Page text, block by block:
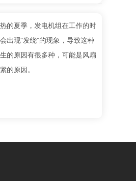
的夏季，发电机组在工作的时
出现“发绕”的现象，导致这种
的原因有很多种，可能是风扇
的原因。